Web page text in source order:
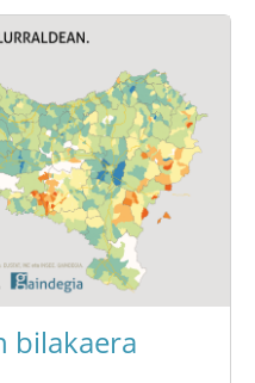
bilakaera